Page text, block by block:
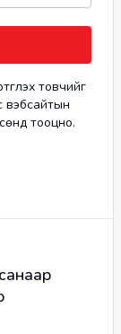
товчийг
вэбсайтын
тооцно.